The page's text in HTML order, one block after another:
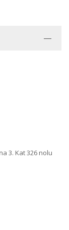
3. Kat 326 nolu